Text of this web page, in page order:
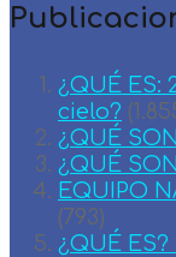
¿QUÉ
cielo?
¿QUÉ
¿QUÉ
EQUIPO
(793)
¿QUÉ